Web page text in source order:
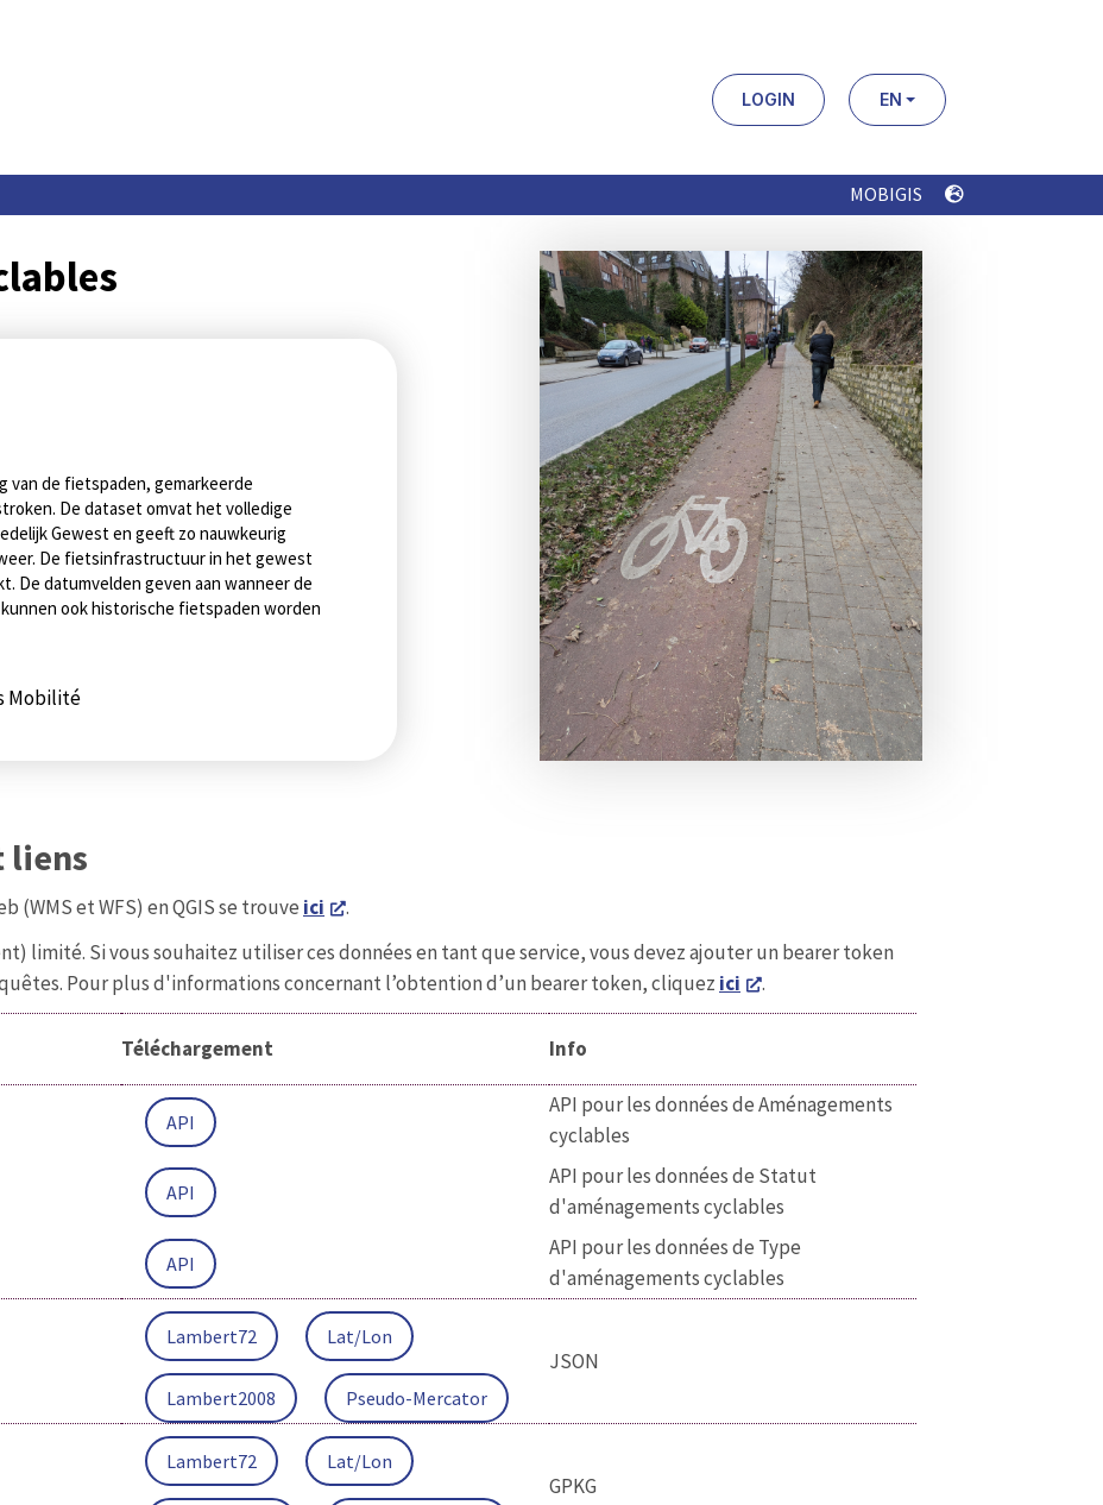
LOGIN EN
MOBIGIS
de fietspaden, gemarkeerde
De dataset omvat het volledige
Gewest en geeft zo nauwkeurig
De fietsinfrastructuur in het gewest
De datumvelden geven aan wanneer de
ook historische fietspaden worden
Mobilité
liens
(WMS et WFS) en QGIS se trouve ici
.
limité. Si vous souhaitez utiliser ces données en tant que service, vous devez ajouter un bearer token
Pour plus d'informations concernant l’obtention d’un bearer token, cliquez ici .
Téléchargement Info
API
API pour les données de Aménagements
cyclables
API
API pour les données de Statut
d'aménagements cyclables
API
API pour les données de Type
d'aménagements cyclables
Lambert72 Lat/Lon
Lambert2008 Pseudo-Mercator
JSON
Lambert72 Lat/Lon
GPKG